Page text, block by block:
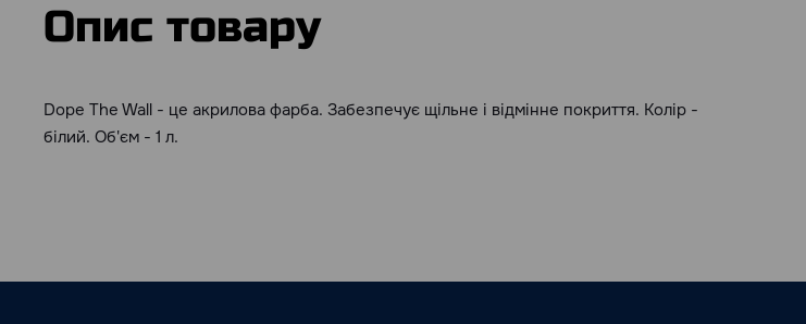
Опис товару
Dope The Wall - це акрилова фарба. Забезпечує щільне і відмінне покриття. Колір -
білий. Об'єм - 1 л.